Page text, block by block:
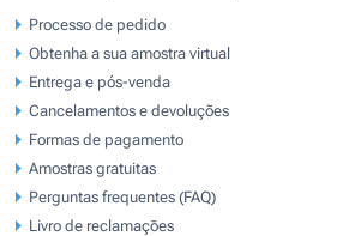
Processo de pedido
Obtenha a sua amostra virtual
Entrega e pós-venda
Cancelamentos e devoluções
Formas de pagamento
Amostras gratuitas
Perguntas frequentes (FAQ)
Livro de reclamaçōes